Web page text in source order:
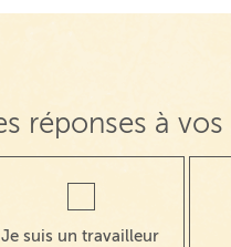
réponses à
Je suis un travailleur